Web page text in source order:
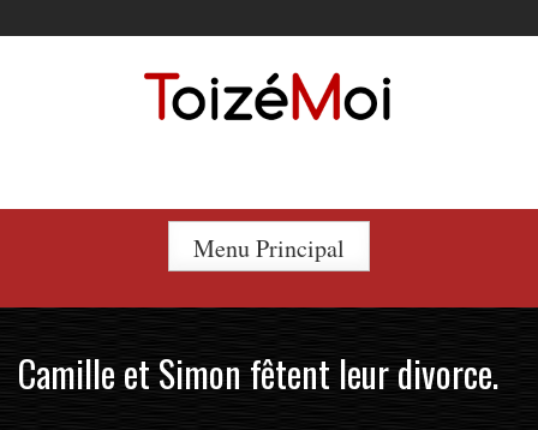
to
Menu Principal
Camille et Simon fêtent leur divorce.